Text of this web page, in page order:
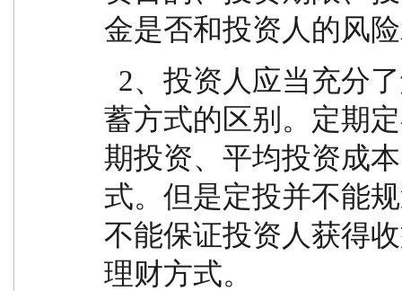
金是否和投资人的风
蓄方式的区别。定期
期投资、平均投资成
式。但是定投并不能
不能保证投资人获得
理财方式。